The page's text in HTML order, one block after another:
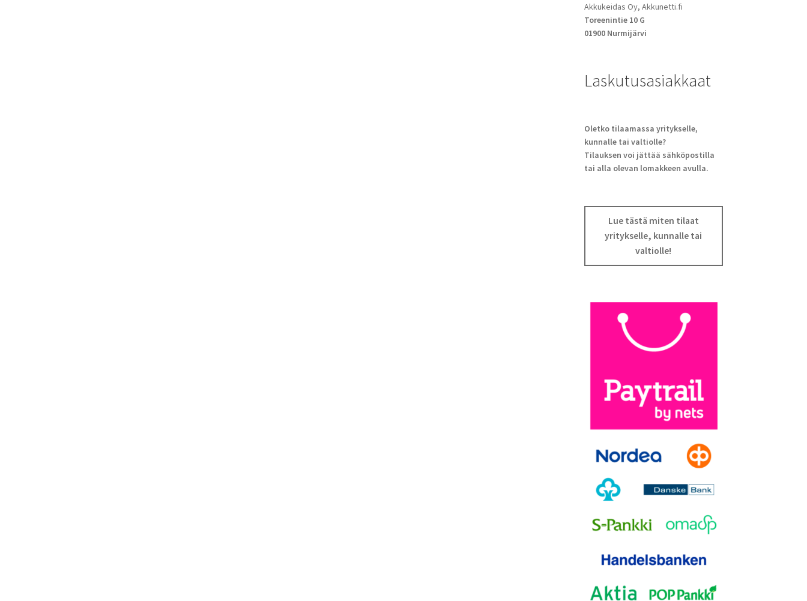
Akkukeidas Oy, Akkunetti.fi
Toreenintie 10 G
01900 Nurmijärvi
Laskutusasiakkaat
Oletko tilaamassa yritykselle,
kunnalle tai valtiolle?
Tilauksen voi jättää sähköpostilla
tai alla olevan lomakkeen avulla.
Lue tästä miten tilaat
yritykselle, kunnalle tai
valtiolle!